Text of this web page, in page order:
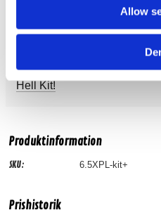
Allow
Bilstereo / Högtalarkit /
Varumärken / Xcelsus
Paketlösningar / Loud As
Hell Kit!
Produktinformation
SKU: 6.5XPL-kit+
Prishistorik